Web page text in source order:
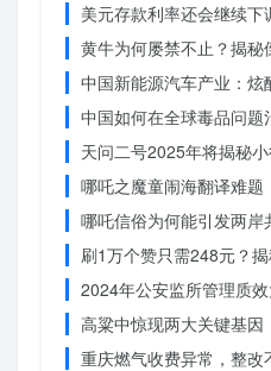
美元存款利率还会继续下
黄牛为何屡禁不止？揭秘
中国新能源汽车产业：炫
中国如何在全球毒品问
天问二号2025年将揭秘
哪吒之魔童闹海翻译难题
哪吒信俗为何能引发两岸
刷1万个赞只需248元？
2024年公安监所管理质
高粱中惊现两大关键基因
重庆燃气收费异常，整